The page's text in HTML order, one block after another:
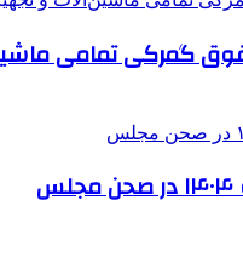
گمرکی تمامی